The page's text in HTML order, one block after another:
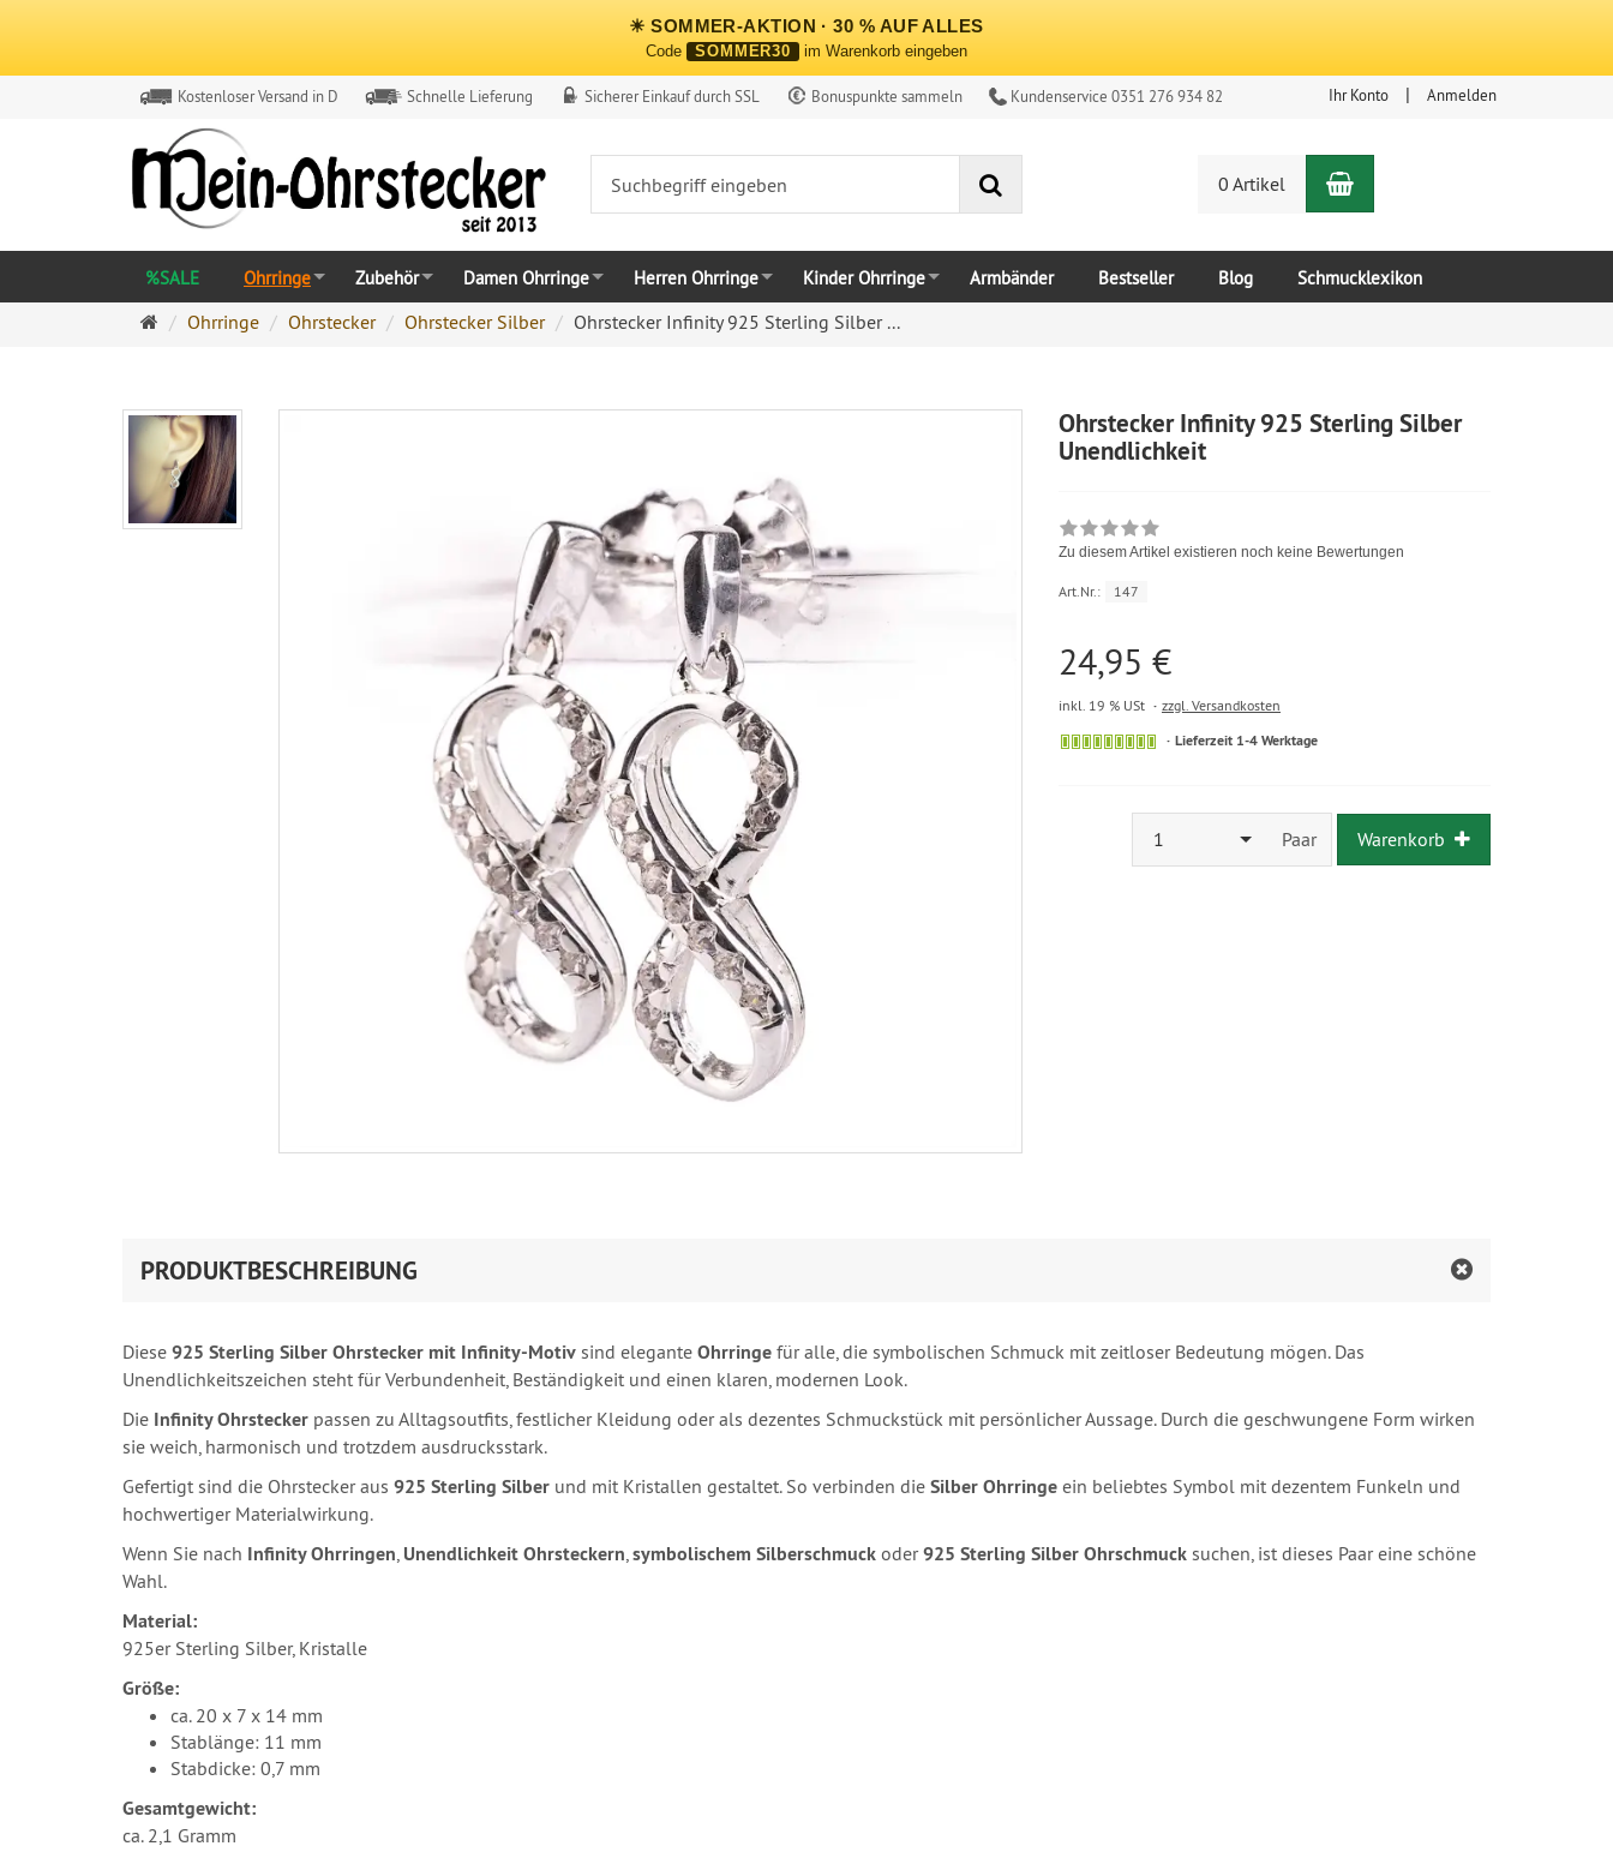
☀ SOMMER-AKTION · 30 % AUF ALLES
Code SOMMER30 im Warenkorb eingeben
Kostenloser Versand in D Schnelle Lieferung Sicherer Einkauf durch SSL Bonuspunkte sammeln Kundenservice 0351 276 934 82 Ihr Konto Anmelden
0 Artikel Warenkorb
%SALE Ohrringe Zubehör Damen Ohrringe Herren Ohrringe Kinder Ohrringe Armbänder Bestseller Blog Schmucklexikon
Ohrringe
Ohrringe Ohrstecker Ohrstecker Silber Ohrstecker Infinity 925 Sterling Silber ...
Ohrstecker Infinity 925 Sterling Silber
Unendlichkeit
Zu diesem Artikel existieren noch keine Bewertungen
Art.Nr.: 147
24,95 €
inkl. 19 % USt zzgl. Versandkosten
Lieferzeit 1-4 Werktage
1 Paar Warenkorb
PRODUKTBESCHREIBUNG
Diese 925 Sterling Silber Ohrstecker mit Infinity-Motiv sind elegante Ohrringe für alle, die symbolischen Schmuck mit zeitloser Bedeutung mögen. Das
Unendlichkeitszeichen steht für Verbundenheit, Beständigkeit und einen klaren, modernen Look.
Die Infinity Ohrstecker passen zu Alltagsoutfits, festlicher Kleidung oder als dezentes Schmuckstück mit persönlicher Aussage. Durch die geschwungene Form wirken
sie weich, harmonisch und trotzdem ausdrucksstark.
Gefertigt sind die Ohrstecker aus 925 Sterling Silber und mit Kristallen gestaltet. So verbinden die Silber Ohrringe ein beliebtes Symbol mit dezentem Funkeln und
hochwertiger Materialwirkung.
Wenn Sie nach Infinity Ohrringen, Unendlichkeit Ohrsteckern,symbolischem Silberschmuck oder925 Sterling Silber Ohrschmuck suchen, ist dieses Paar eine schöne
Wahl.
Material:
925er Sterling Silber, Kristalle
Größe:
ca. 20 x 7 x 14 mm
Stablänge: 11 mm
Stabdicke: 0,7 mm
Gesamtgewicht:
ca. 2,1 Gramm